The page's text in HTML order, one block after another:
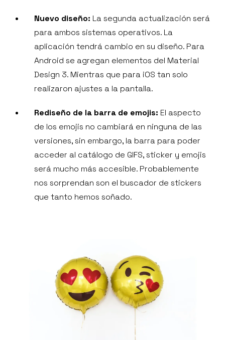
Nuevo diseño: La segunda actualización será
para ambos sistemas operativos. La
aplicación tendrá cambio en su diseño. Para
Android se agregan elementos del Material
Design 3. Mientras que para iOS tan solo
realizaron ajustes a la pantalla.
Rediseño de la barra de emojis: El aspecto
de los emojis no cambiará en ninguna de las
versiones, sin embargo, la barra para poder
acceder al catálogo de GIFS, sticker y emojis
será mucho más accesible. Probablemente
nos sorprendan son el buscador de stickers
que tanto hemos soñado.